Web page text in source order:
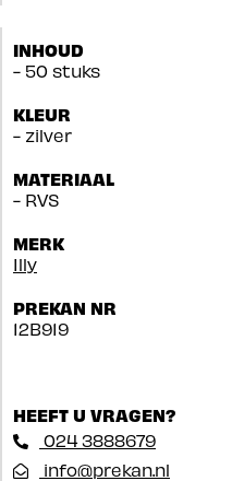
INHOUD
- 50 stuks
KLEUR
- zilver
MATERIAAL
- RVS
MERK
Illy
PREKAN NR
12B919
HEEFT U VRAGEN?
024 3888679
info@prekan.nl